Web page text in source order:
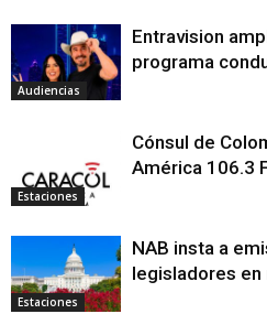
Audiencias
Entravision
programa
Estaciones
Cónsul de
América 106.3
Estaciones
NAB insta a
legisladores en